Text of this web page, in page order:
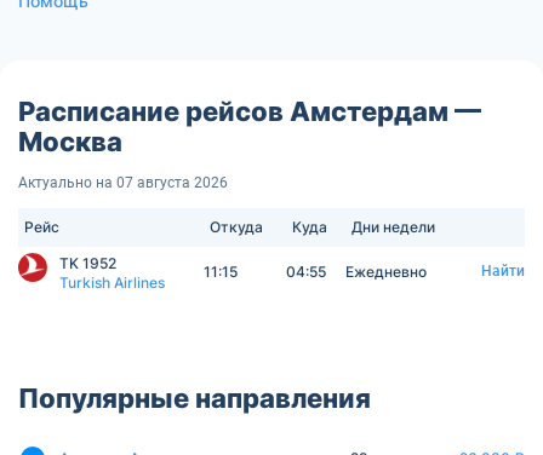
Расписание рейсов Амстердам —
Москва
Актуально на 07 августа 2026
Рейс Откуда Куда
Дни недели
TK 1952
Turkish Airlines
11:15 04:55 Ежедневно Найти
Популярные направления